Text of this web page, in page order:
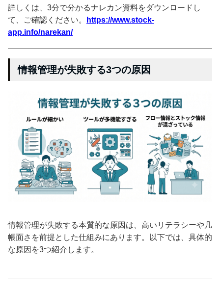
詳しくは、3分で分かるナレカン資料をダウンロードし
て、ご確認ください。
https://www.stock-
app.info/narekan/
情報管理が失敗する3つの原因
情報管理が失敗する本質的な原因は、高いリテラシーや几
帳面さを前提とした仕組みにあります。以下では、具体的
な原因を3つ紹介します。